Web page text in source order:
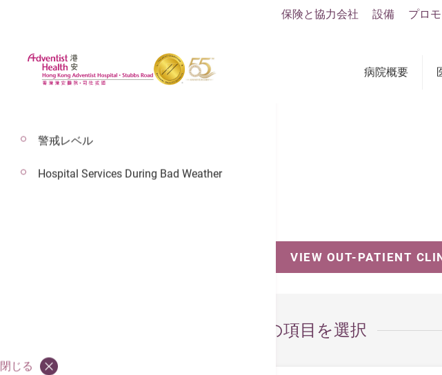
病院概要
保険と協力会社 設備 プロ
VIEW OUT-PATIENT
お求めの項目を選択
警戒レベル
Hospital Services During Bad Weather
閉じる